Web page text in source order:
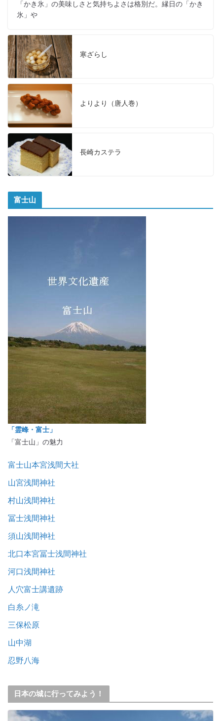
「かき氷」の美味しさと気持ちよさは格別だ。縁日の「かき
氷」や
寒ざらし
よりより（唐人巻）
長崎カステラ
富士山
「霊峰・富士」
「富士山」の魅力
富士山本宮浅間大社
山宮浅間神社
村山浅間神社
冨士浅間神社
須山浅間神社
北口本宮冨士浅間神社
河口浅間神社
人穴富士講遺跡
白糸ノ滝
三保松原
山中湖
忍野八海
日本の城に行ってみよう！